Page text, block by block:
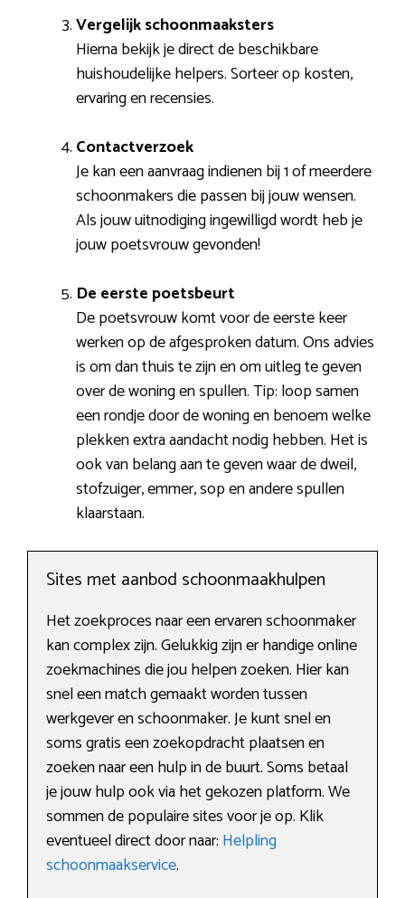
Vergelijk schoonmaaksters
Hierna bekijk je direct de beschikbare
huishoudelijke helpers. Sorteer op kosten,
ervaring en recensies.
Contactverzoek
Je kan een aanvraag indienen bij 1 of meerdere
schoonmakers die passen bij jouw wensen.
Als jouw uitnodiging ingewilligd wordt heb je
jouw poetsvrouw gevonden!
De eerste poetsbeurt
De poetsvrouw komt voor de eerste keer
werken op de afgesproken datum. Ons advies
is om dan thuis te zijn en om uitleg te geven
over de woning en spullen. Tip: loop samen
een rondje door de woning en benoem welke
plekken extra aandacht nodig hebben. Het is
ook van belang aan te geven waar de dweil,
stofzuiger, emmer, sop en andere spullen
klaarstaan.
Sites met aanbod schoonmaakhulpen
Het zoekproces naar een ervaren schoonmaker
kan complex zijn. Gelukkig zijn er handige online
zoekmachines die jou helpen zoeken. Hier kan
snel een match gemaakt worden tussen
werkgever en schoonmaker. Je kunt snel en
soms gratis een zoekopdracht plaatsen en
zoeken naar een hulp in de buurt. Soms betaal
je jouw hulp ook via het gekozen platform. We
sommen de populaire sites voor je op. Klik
eventueel direct door naar: Helpling
schoonmaakservice.